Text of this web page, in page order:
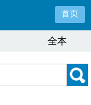
首页
全本